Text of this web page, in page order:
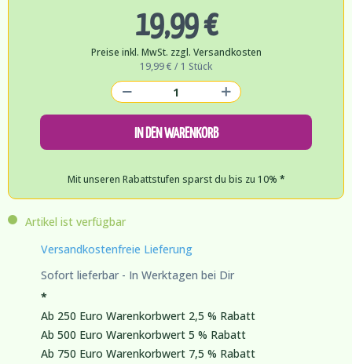
19,99 €
Preise inkl. MwSt. zzgl. Versandkosten
19,99 € / 1 Stück
IN DEN WARENKORB
Mit unseren Rabattstufen sparst du bis zu 10% *
Artikel ist verfügbar
Versandkostenfreie Lieferung
Sofort lieferbar - In Werktagen bei Dir
*
Ab 250 Euro Warenkorbwert 2,5 % Rabatt
Ab 500 Euro Warenkorbwert 5 % Rabatt
Ab 750 Euro Warenkorbwert 7,5 % Rabatt